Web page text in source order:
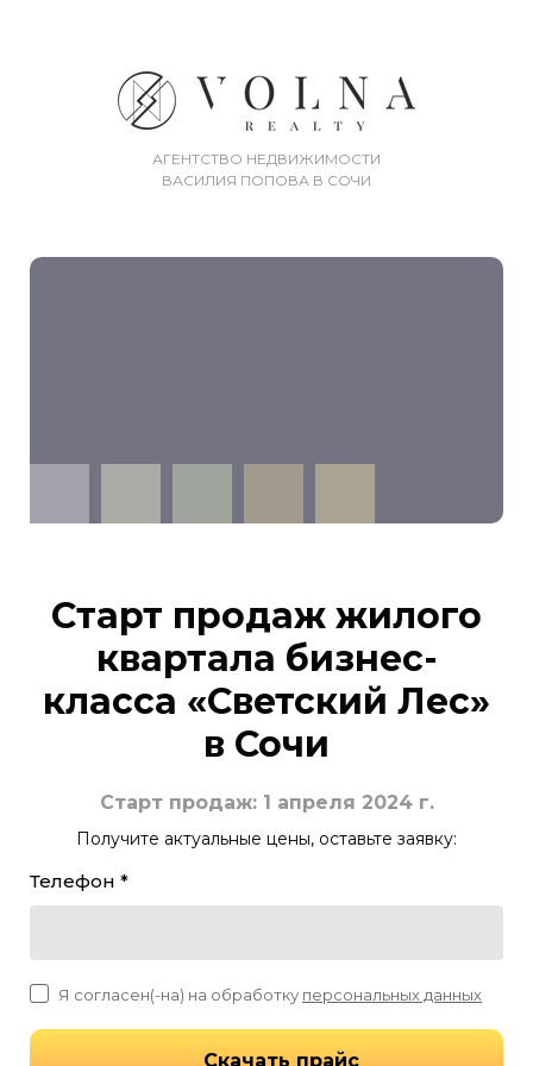
АГЕНТСТВО НЕДВИЖИМОСТИ
ВАСИЛИЯ ПОПОВА В СОЧИ
Старт продаж жилого
квартала бизнес-
класса «Светский Лес»
в Сочи
Старт продаж: 1 апреля 2024 г.
Получите актуальные цены, оставьте заявку:
Телефон *
Скачать прайс
Я согласен(-на) на обработку персональных данных